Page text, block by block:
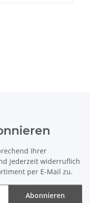
Ihrer
jederzeit widerruflich
per E-Mail zu.
Abonnieren